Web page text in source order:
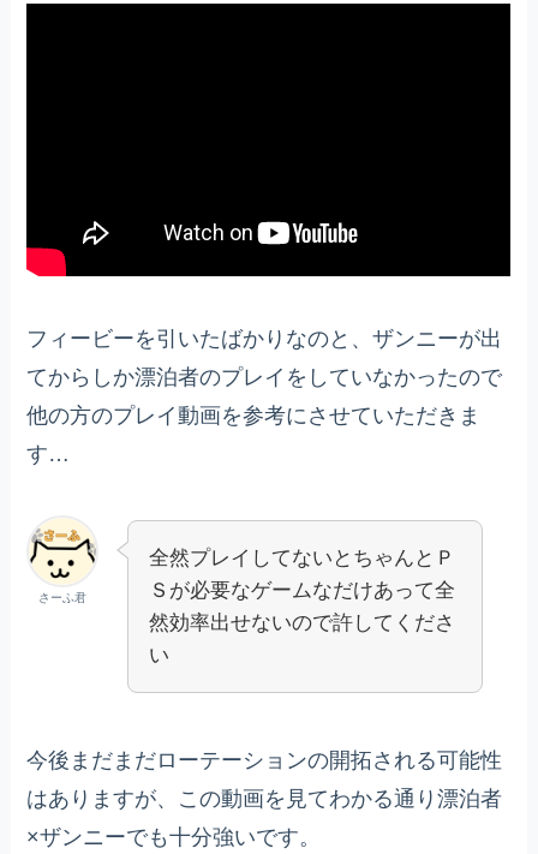
フィービーを引いたばかりなのと、ザンニーが出
てからしか漂泊者のプレイをしていなかったので
他の方のプレイ動画を参考にさせていただきま
す…
さーふ君
全然プレイしてないとちゃんとＰ
Ｓが必要なゲームなだけあって全
然効率出せないので許してくださ
い
今後まだまだローテーションの開拓される可能性
はありますが、この動画を見てわかる通り漂泊者
×ザンニーでも十分強いです。